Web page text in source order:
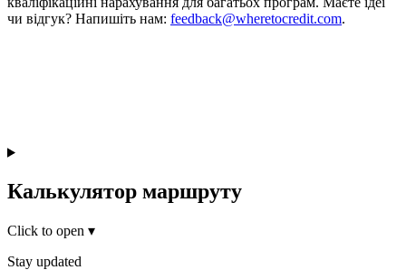
чи відгук? Напишіть нам: feedback@wheretocredit.com.
Калькулятор маршруту
Click to open ▾
Stay updated